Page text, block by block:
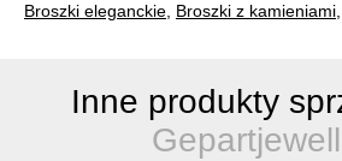
Broszki eleganckie Broszki z kamieniami
Inne produkty